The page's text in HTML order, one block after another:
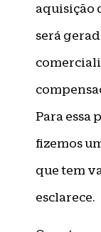
aquisição
será
Para essa
fizemos
que tem
esclarece.